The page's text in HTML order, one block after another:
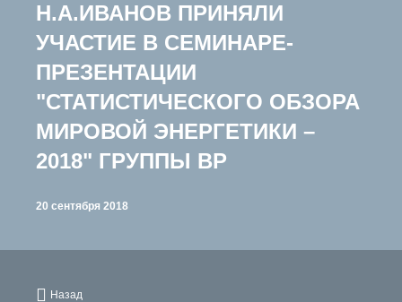
Н.А.ИВАНОВ ПРИНЯЛИ
УЧАСТИЕ В СЕМИНАРЕ-
ПРЕЗЕНТАЦИИ
"СТАТИСТИЧЕСКОГО ОБЗОРА
МИРОВОЙ ЭНЕРГЕТИКИ –
2018" ГРУППЫ ВР
20 сентября 2018
Назад